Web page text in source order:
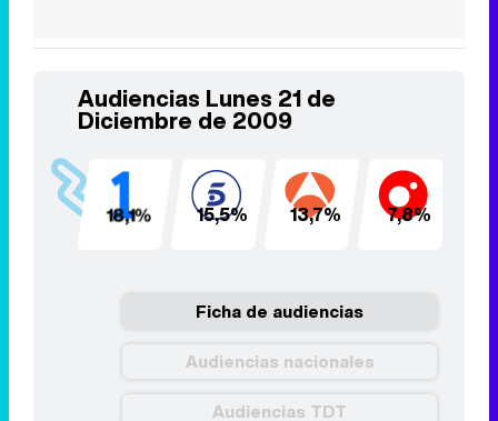
Audiencias Lunes 21 de
Diciembre de 2009
18,1% 15,5% 13,7% 7,8%
Ficha de audiencias
Audiencias nacionales
Audiencias TDT